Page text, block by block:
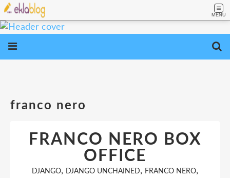
MENU
franco nero
FRANCO NERO BOX
OFFICE
DJANGO, DJANGO UNCHAINED, FRANCO NERO,